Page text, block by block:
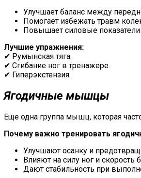
Улучшает баланс между
Помогает избежать травм
Повышает силовые показатели
Лучшие упражнения:
✔ Румынская тяга.
✔ Сгибание ног в тренажере.
✔ Гиперэкстензия.
Ягодичные мышцы
Еще одна группа мышц, которая
Почему важно тренировать
Улучшают осанку и
Влияют на силу ног и скорость
Дают стабильность при